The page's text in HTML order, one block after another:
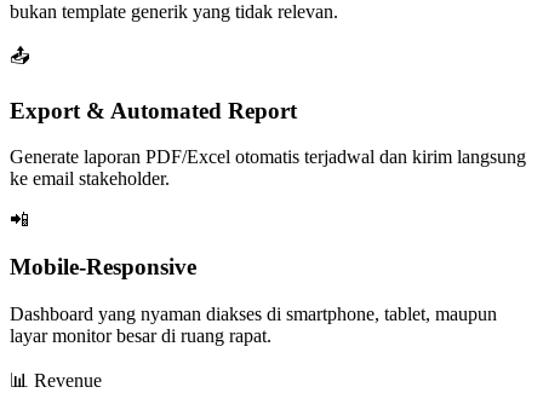
bukan template generik yang tidak relevan.
📤
Export & Automated Report
Generate laporan PDF/Excel otomatis terjadwal dan kirim langsung
ke email stakeholder.
📲
Mobile-Responsive
Dashboard yang nyaman diakses di smartphone, tablet, maupun
layar monitor besar di ruang rapat.
📊 Revenue